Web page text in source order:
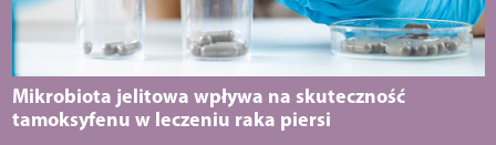
Mikrobiota jelitowa wpływa na skuteczność
tamoksyfenu w leczeniu raka piersi